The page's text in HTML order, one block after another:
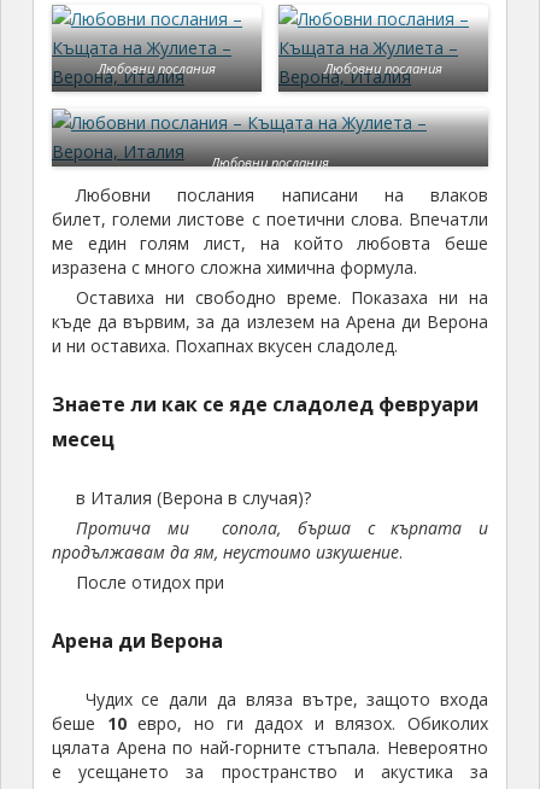
Любовни послания Любовни послания
Любовни послания
Любовни послания написани на влаков
билет, големи листове с поетични слова. Впечатли
ме един голям лист, на който любовта беше
изразена с много сложна химична формула.
Оставиха ни свободно време. Показаха ни на
къде да вървим, за да излезем на Арена ди Верона
и ни оставиха. Похапнах вкусен сладолед.
Знаете ли как се яде сладолед февруари
месец
в Италия (Верона в случая)?
Протича ми сопола, бърша с кърпата и
продължавам да ям, неустоимо изкушение.
После отидох при
Арена ди Верона
Чудих се дали да вляза вътре, защото входа
беше 10евро, но ги дадох и влязох. Обиколих
цялата Арена по най-горните стъпала. Невероятно
е усещането за пространство и акустика за